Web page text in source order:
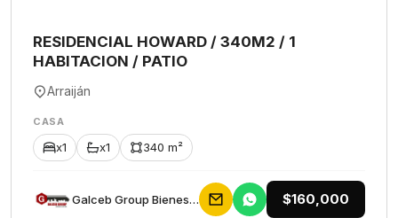
RESIDENCIAL HOWARD / 340M2 / 1
HABITACION / PATIO
Arraiján
CASA
x1 x1 340 m²
Galceb Group Bienes Raices $160,000